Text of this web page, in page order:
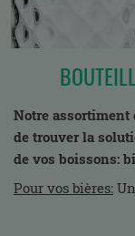
Notre assortiment
de trouver la
de vos boissons:
Pour vos bières:
basse et haute,